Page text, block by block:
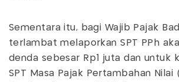
Sementara itu, bagi Wajib Pajak
terlambat melaporkan SPT PPh
denda sebesar Rp1 juta dan untuk
SPT Masa Pajak Pertambahan Nilai